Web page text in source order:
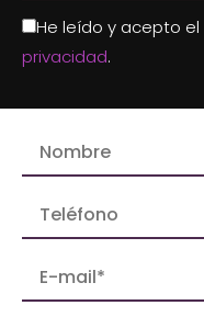
He leído y acepto el
privacidad.